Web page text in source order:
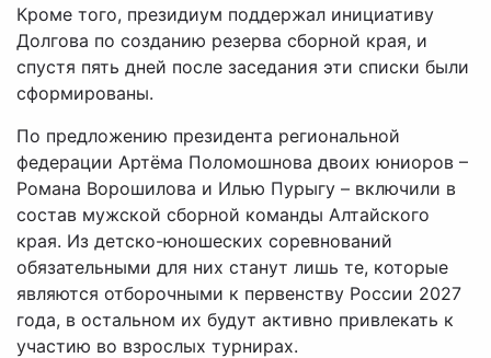
Кроме того, президиум поддержал инициативу
Долгова по созданию резерва сборной края, и
спустя пять дней после заседания эти списки были
сформированы.
По предложению президента региональной
федерации Артёма Поломошнова двоих юниоров –
Романа Ворошилова и Илью Пурыгу – включили в
состав мужской сборной команды Алтайского
края. Из детско-юношеских соревнований
обязательными для них станут лишь те, которые
являются отборочными к первенству России 2027
года, в остальном их будут активно привлекать к
участию во взрослых турнирах.